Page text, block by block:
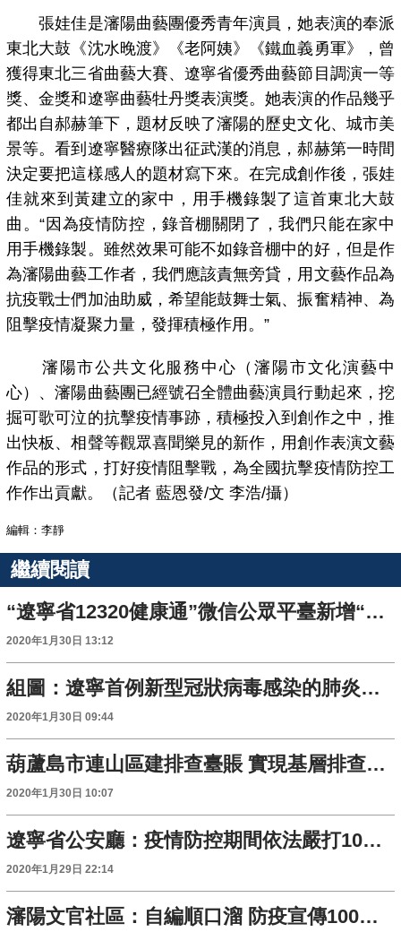
張娃佳是瀋陽曲藝團優秀青年演員，她表演的奉派
東北大鼓《沈水晚渡》《老阿姨》《鐵血義勇軍》，曾
獲得東北三省曲藝大賽、遼寧省優秀曲藝節目調演一等
獎、金獎和遼寧曲藝牡丹獎表演獎。她表演的作品幾乎
都出自郝赫筆下，題材反映了瀋陽的歷史文化、城市美
景等。看到遼寧醫療隊出征武漢的消息，郝赫第一時間
決定要把這樣感人的題材寫下來。在完成創作後，張娃
佳就來到黃建立的家中，用手機錄製了這首東北大鼓
曲。“因為疫情防控，錄音棚關閉了，我們只能在家中
用手機錄製。雖然效果可能不如錄音棚中的好，但是作
為瀋陽曲藝工作者，我們應該責無旁貸，用文藝作品為
抗疫戰士們加油助威，希望能鼓舞士氣、振奮精神、為
阻擊疫情凝聚力量，發揮積極作用。”
瀋陽市公共文化服務中心（瀋陽市文化演藝中
心）、瀋陽曲藝團已經號召全體曲藝演員行動起來，挖
掘可歌可泣的抗擊疫情事跡，積極投入到創作之中，推
出快板、相聲等觀眾喜聞樂見的新作，用創作表演文藝
作品的形式，打好疫情阻擊戰，為全國抗擊疫情防控工
作作出貢獻。（記者 藍恩發/文 李浩/攝）
編輯：李靜
繼續閱讀
“遼寧省12320健康通”微信公眾平臺新增“疫情實時查”和“發熱門診導航”功能
2020年1月30日 13:12
組圖：遼寧首例新型冠狀病毒感染的肺炎治愈病例出院
2020年1月30日 09:44
葫蘆島市連山區建排查臺賬 實現基層排查全覆蓋
2020年1月30日 10:07
遼寧省公安廳：疫情防控期間依法嚴打10類違法行為
2020年1月29日 22:14
瀋陽文官社區：自編順口溜 防疫宣傳100%全覆蓋